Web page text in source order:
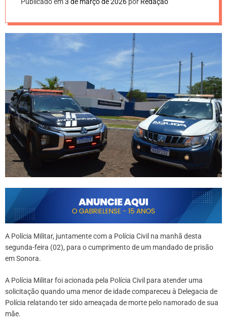
A Polícia Militar, juntamente com a Polícia Civil na manhã desta
segunda-feira (02), para o cumprimento de um mandado de prisão
em Sonora.
A Polícia Militar foi acionada pela Polícia Civil para atender uma
solicitação quando uma menor de idade compareceu à Delegacia de
Polícia relatando ter sido ameaçada de morte pelo namorado de sua
mãe.